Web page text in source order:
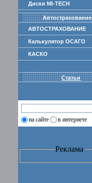
Диски MI-TECH
Автострахование
АВТОСТРАХОВАНИЕ
Калькулятор ОСАГО
КАСКО
Статьи
на сайте в интернете
Реклама